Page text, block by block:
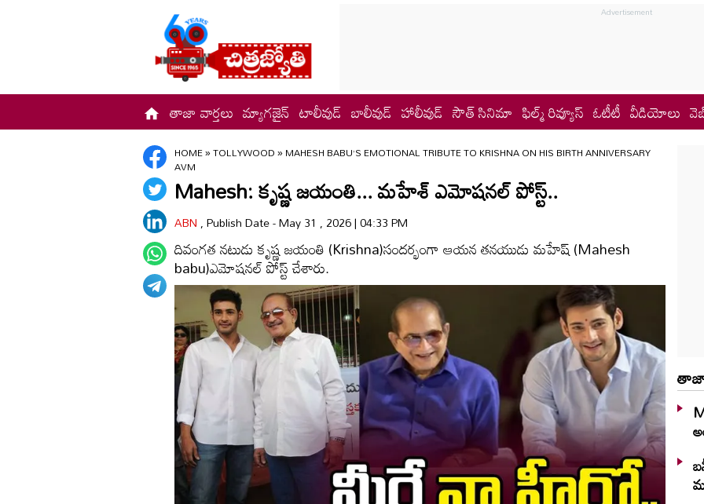
తాజా వార్తలు మ్యాగజైన్ టాలీవుడ్ బాలీవుడ్ హాలీవుడ్ సౌత్ సినిమా ఫిల్మ్ రివ్యూస్ ఓటీటీ వీడియోలు
HOME»TOLLYWOOD»MAHESH BABU’S EMOTIONAL TRIBUTE TO KRISHNA ON HIS BIRTH ANNIVERSARY
AVM
Mahesh: కృష్ణ జయంతి... మహేశ్‌ ఎమోషనల్‌ పోస్ట్‌..
ABN, Publish Date - May 31 , 2026 | 04:33 PM
దివంగత నటుడు కృష్ణ జయంతి (Krishna)సందర్భంగా ఆయన తనయుడు మహేష్‌ (Mahesh
babu)ఎమోషనల్‌ పోస్ట్‌ చేశారు.
తాజా